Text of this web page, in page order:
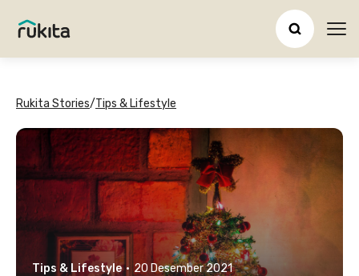
Rukita Stories/Tips & Lifestyle
Tips & Lifestyle · 20 Desember 2021